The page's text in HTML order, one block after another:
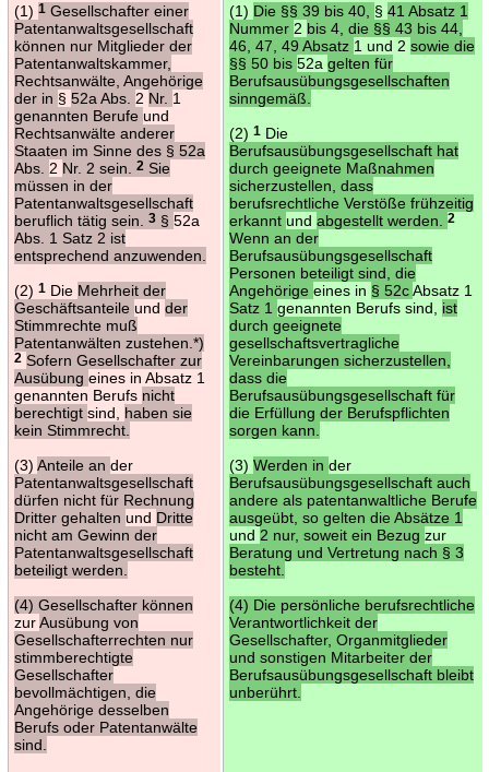
(1) 1Gesellschafter einer
Patentanwaltsgesellschaft
können nur Mitglieder der
Patentanwaltskammer,
Rechtsanwälte, Angehörige
der in § 52a Abs. 2 Nr. 1
genannten Berufe und
Rechtsanwälte anderer
Staaten im Sinne des § 52a
Abs. 2 Nr. 2 sein. 2Sie
müssen in der
Patentanwaltsgesellschaft
beruflich tätig sein.
3§ 52a
Abs. 1 Satz 2 ist
entsprechend anzuwenden.
(2) 1Die Mehrheit der
Geschäftsanteile und der
Stimmrechte muß
Patentanwälten zustehen.*)
2 Sofern Gesellschafter zur
Ausübung eines in Absatz 1
genannten Berufs nicht
berechtigt sind, haben sie
kein Stimmrecht.
(3) Anteile an der
Patentanwaltsgesellschaft
dürfen nicht für Rechnung
Dritter gehalten und Dritte
nicht am Gewinn der
Patentanwaltsgesellschaft
beteiligt werden.
(4) Gesellschafter können
zurAusübung von
Gesellschafterrechten nur
stimmberechtigte
Gesellschafter
bevollmächtigen, die
Angehörige desselben
Berufs oder Patentanwälte
sind.
(1) Die §§ 39 bis 40, § 41 Absatz 1
Nummer 2 bis 4, die §§ 43 bis 44,
46, 47, 49 Absatz 1 und 2 sowie die
§§ 50 bis 52a gelten für
Berufsausübungsgesellschaften
sinngemäß.
(2) 1Die
Berufsausübungsgesellschaft hat
durch geeignete Maßnahmen
sicherzustellen, dass
berufsrechtliche Verstöße frühzeitig
erkannt und abgestellt werden. 2
Wenn an der
Berufsausübungsgesellschaft
Personen beteiligt sind, die
Angehörige eines in § 52cAbsatz 1
Satz 1 genannten Berufs sind, ist
durch geeignete
gesellschaftsvertragliche
Vereinbarungen sicherzustellen,
dass die
Berufsausübungsgesellschaft für
die Erfüllung der Berufspflichten
sorgen kann.
(3) Werden in der
Berufsausübungsgesellschaft auch
andere als patentanwaltliche Berufe
ausgeübt, so gelten die Absätze 1
und 2 nur, soweit ein Bezug zur
Beratung und Vertretung nach § 3
besteht.
(4) Die persönliche berufsrechtliche
Verantwortlichkeit der
Gesellschafter, Organmitglieder
und sonstigen Mitarbeiter der
Berufsausübungsgesellschaft bleibt
unberührt.